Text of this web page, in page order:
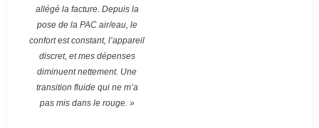
allégé la facture. Depuis la
pose de la PAC air/eau, le
confort est constant, l’appareil
discret, et mes dépenses
diminuent nettement. Une
transition fluide qui ne m’a
pas mis dans le rouge. »